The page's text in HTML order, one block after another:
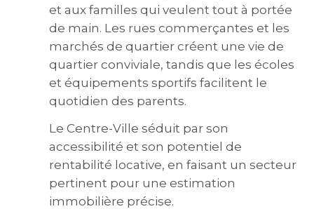
et aux familles qui veulent tout à portée
de main. Les rues commerçantes et les
marchés de quartier créent une vie de
quartier conviviale, tandis que les écoles
et équipements sportifs facilitent le
quotidien des parents.
Le Centre-Ville séduit par son
accessibilité et son potentiel de
rentabilité locative, en faisant un secteur
pertinent pour une estimation
immobilière précise.